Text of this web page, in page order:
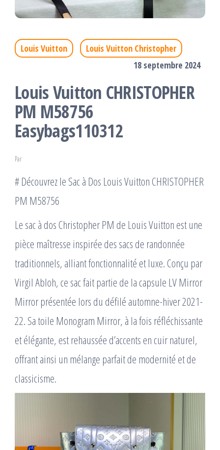
Louis Vuitton
Louis Vuitton Christopher
18 septembre 2024
Louis Vuitton CHRISTOPHER
PM M58756
Easybags110312
Par
# Découvrez le Sac à Dos Louis Vuitton CHRISTOPHER
PM M58756
Le sac à dos Christopher PM de Louis Vuitton est une
pièce maîtresse inspirée des sacs de randonnée
traditionnels, alliant fonctionnalité et luxe. Conçu par
Virgil Abloh, ce sac fait partie de la capsule LV Mirror
Mirror présentée lors du défilé automne-hiver 2021-
22. Sa toile Monogram Mirror, à la fois réfléchissante
et élégante, est rehaussée d’accents en cuir naturel,
offrant ainsi un mélange parfait de modernité et de
classicisme.